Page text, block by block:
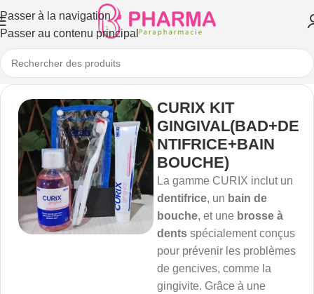
Passer à la navigation
Passer au contenu principal
CURIX KIT
GINGIVAL(BAD+DE
NTIFRICE+BAIN
BOUCHE)
La gamme CURIX inclut un
dentifrice, un bain de
bouche, et une brosse à
dents spécialement conçus
pour prévenir les problèmes
de gencives, comme la
gingivite. Grâce à une